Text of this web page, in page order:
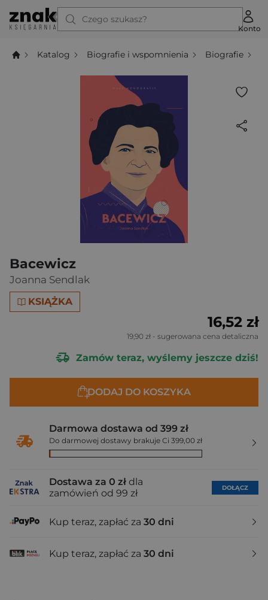
Czego szukasz?
Konto
Katalog Biografie i wspomnienia Biografie
Bacewicz
Joanna Sendlak
KSIĄŻKA
16,52 zł
19,90 zł - sugerowana cena detaliczna
Zamów teraz, wyślemy jeszcze dziś!
DODAJ DO KOSZYKA
Darmowa dostawa od 399 zł
Do darmowej dostawy brakuje Ci 399,00 zł
Dostawa za 0 zł dla
zamówień od 99 zł
DOŁĄCZ
Kup teraz, zapłać za 30 dni
Kup teraz, zapłać za 30 dni